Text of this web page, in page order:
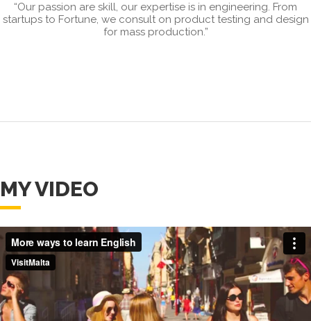
“Our passion are skill, our expertise is in engineering. From
startups to Fortune, we consult on product testing and design
for mass production.”
MY VIDEO